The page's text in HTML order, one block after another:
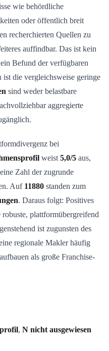
wie behördliche
oder öffentlich breit
recherchierten Quellen zu
auffindbar. Das ist kein
Befund der verfügbaren
die vergleichsweise geringe
sind weder belastbare
aggregierte
bei
weist 5,0/5 aus,
Zahl der zugrunde
Auf 11880 standen zum
. Daraus folgt: Positives
plattformübergreifend
ist zugunsten des
regionale Makler häufig
als große Franchise-
, N nicht ausgewiesen